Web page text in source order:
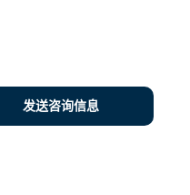
发送咨询信息